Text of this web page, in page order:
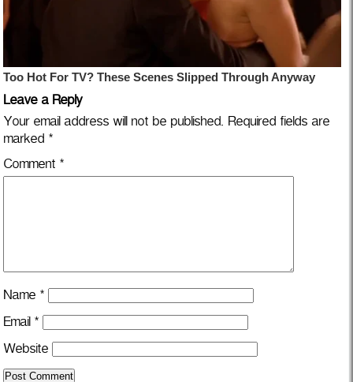
Leave a Reply
Your email address will not be published. Required fields are
marked *
Comment *
Name *
Email *
Website